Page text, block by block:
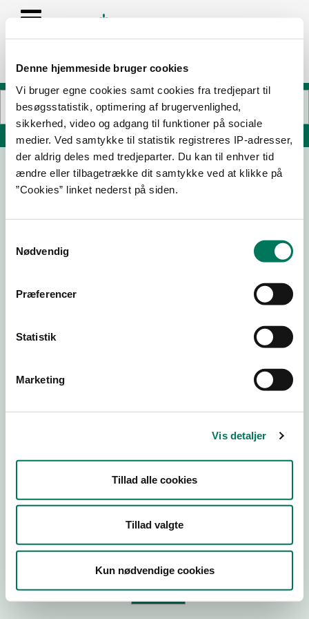
Denne hjemmeside bruger cookies
Vi bruger egne cookies samt cookies fra tredjepart til
besøgsstatistik, optimering af brugervenlighed,
sikkerhed, video og adgang til funktioner på sociale
medier. Ved samtykke til statistik registreres IP-adresser,
der aldrig deles med tredjeparter. Du kan til enhver tid
ændre eller tilbagetrække dit samtykke ved at klikke på
”Cookies” linket nederst på siden.
Nødvendig
Præferencer
Statistik
Marketing
Vis detaljer
Tillad alle cookies
Tillad valgte
Kun nødvendige cookies
Søg på adresse, postnummer, by, firmanavn
Virksomhedstype
ID-nummer
P-nr
Tilføj smiley til dit website
Kopier link til at indsætte på virksomhedens hjemmeside